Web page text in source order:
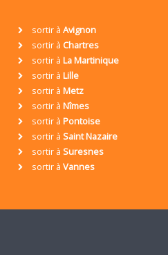
sortir à Avignon
sortir à Chartres
sortir à La Martinique
sortir à Lille
sortir à Metz
sortir à Nîmes
sortir à Pontoise
sortir à Saint Nazaire
sortir à Suresnes
sortir à Vannes